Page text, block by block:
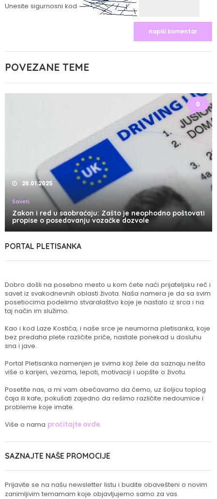
Unesite sigurnosni kod
POVEZANE TEME
0
26.01.2025
Saveti
Zakon i red u saobraćaju: Zašto je neophodno poštovati
propise o posedovanju vozačke dozvole
PORTAL PLETISANKA
Dobro došli na posebno mesto u kom ćete naći prijateljsku reč i
savet iz svakodnevnih oblasti života. Naša namera je da sa svim
posetiocima podelimo stvaralaštvo koje je nastalo iz srca i na
taj način im služimo.
Kao i kod Laze Kostića, i naše srce je neumorna pletisanka, koje
bez predaha plete različite priče, nastale ponekad u dosluhu
sna i jave.
Portal Pletisanka namenjen je svima koji žele da saznaju nešto
više o karijeri, vezama, lepoti, motivaciji i uopšte o životu.
Posetite nas, a mi vam obećavamo da ćemo, uz šoljicu toplog
čaja ili kafe, pokušati zajedno da rešimo različite nedoumice i
probleme koje imate.
Više o nama pročitajte ovde.
SAZNAJTE NAŠE PROMOCIJE
Prijavite se na našu newsletter listu i budite obavešteni o novim
zanimljivim temamam koje objavljujemo samo za vas.